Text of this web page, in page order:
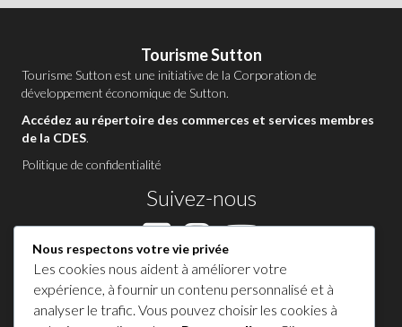
Tourisme Sutton
Tourisme Sutton est une initiative de la Corporation de
développement économique de Sutton.
Accédez au répertoire des commerces et services membres
de la CDES.
Politique de confidentialité
Suivez-nous
Contactez-nous à Sutton
1 450 538-8455
Nous respectons votre vie privée
Les cookies nous aident à améliorer votre
expérience, à fournir un contenu personnalisé et à
analyser le trafic. Vous pouvez choisir les cookies à